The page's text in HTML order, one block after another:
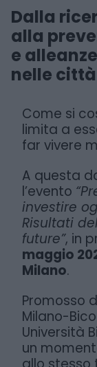
Dalla
alla
e
nelle
Come si
limita a
far vivere
A questa
l’evento
investire
Risultati
future”, in
maggio
Milano.
Promosso
Milano-
Università
un